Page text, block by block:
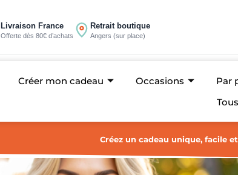
Livraison France
Offerte dès 80€ d’achats
Retrait boutique
Angers (sur place)
Créer mon cadeau Occasions Par
Créez un cadeau unique, facile